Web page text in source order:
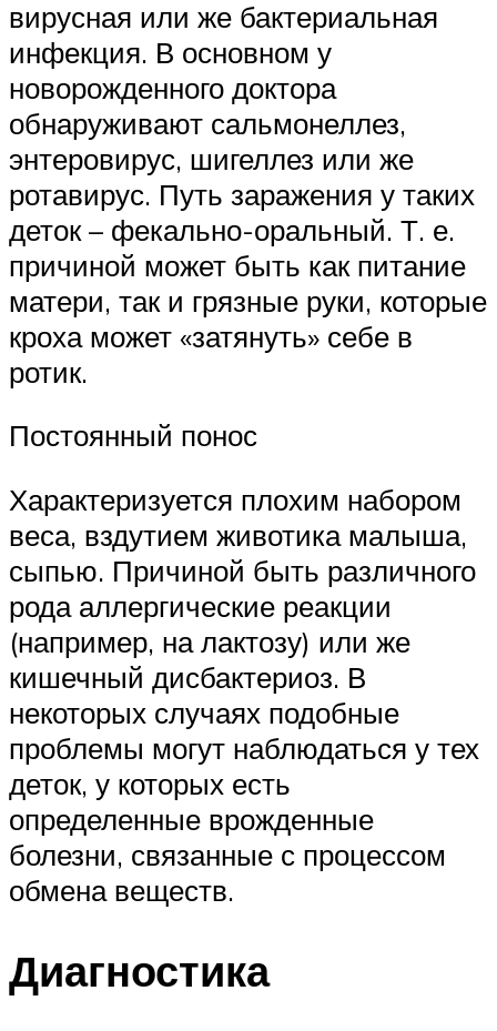
вирусная или же бактериальная
инфекция. В основном у
новорожденного доктора
обнаруживают сальмонеллез,
энтеровирус, шигеллез или же
ротавирус. Путь заражения у таких
деток – фекально-оральный. Т. е.
причиной может быть как питание
матери, так и грязные руки, которые
кроха может «затянуть» себе в
ротик.
Постоянный понос
Характеризуется плохим набором
веса, вздутием животика малыша,
сыпью. Причиной быть различного
рода аллергические реакции
(например, на лактозу) или же
кишечный дисбактериоз. В
некоторых случаях подобные
проблемы могут наблюдаться у тех
деток, у которых есть
определенные врожденные
болезни, связанные с процессом
обмена веществ.
Диагностика